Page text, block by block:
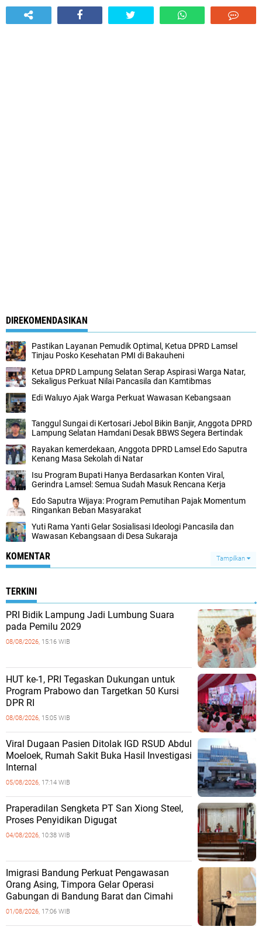
DIREKOMENDASIKAN
Pastikan Layanan Pemudik Optimal, Ketua DPRD Lamsel
Tinjau Posko Kesehatan PMI di Bakauheni
Ketua DPRD Lampung Selatan Serap Aspirasi Warga Natar,
Sekaligus Perkuat Nilai Pancasila dan Kamtibmas
Edi Waluyo Ajak Warga Perkuat Wawasan Kebangsaan
Tanggul Sungai di Kertosari Jebol Bikin Banjir, Anggota DPRD
Lampung Selatan Hamdani Desak BBWS Segera Bertindak
Rayakan kemerdekaan, Anggota DPRD Lamsel Edo Saputra
Kenang Masa Sekolah di Natar
Isu Program Bupati Hanya Berdasarkan Konten Viral,
Gerindra Lamsel: Semua Sudah Masuk Rencana Kerja
Edo Saputra Wijaya: Program Pemutihan Pajak Momentum
Ringankan Beban Masyarakat
Yuti Rama Yanti Gelar Sosialisasi Ideologi Pancasila dan
Wawasan Kebangsaan di Desa Sukaraja
KOMENTAR Tampilkan
TERKINI
PRI Bidik Lampung Jadi Lumbung Suara
pada Pemilu 2029
08/08/2026, 15:16 WIB
HUT ke-1, PRI Tegaskan Dukungan untuk
Program Prabowo dan Targetkan 50 Kursi
DPR RI
08/08/2026, 15:05 WIB
Viral Dugaan Pasien Ditolak IGD RSUD Abdul
Moeloek, Rumah Sakit Buka Hasil Investigasi
Internal
05/08/2026, 17:14 WIB
Praperadilan Sengketa PT San Xiong Steel,
Proses Penyidikan Digugat
04/08/2026, 10:38 WIB
Imigrasi Bandung Perkuat Pengawasan
Orang Asing, Timpora Gelar Operasi
Gabungan di Bandung Barat dan Cimahi
01/08/2026, 17:06 WIB